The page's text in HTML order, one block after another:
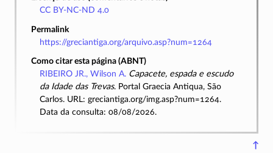
CC BY-NC-ND 4.0
Permalink
https://greciantiga.org/arquivo.asp?num=1264
Como citar esta página (ABNT)
RIBEIRO JR., Wilson A. Capacete, espada e escudo
da Idade das Trevas. Portal Graecia Antiqua, São
Carlos. URL: greciantiga.org/img.asp?num=1264.
Data da consulta: 08/08/2026.
↑